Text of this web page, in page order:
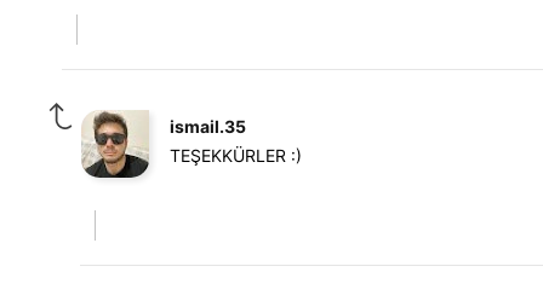
ismail.35
TEŞEKKÜRLER :)